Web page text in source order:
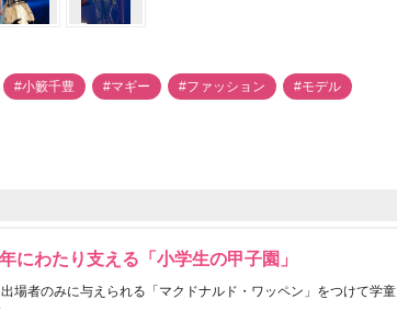
#小籔千豊 #マギー #ファッション #モデル
にわたり支える「小学生の甲子園」
場者のみに与えられる「マクドナルド・ワッペン」をつけて学童